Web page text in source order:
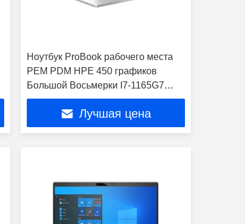
Ноутбук ProBook рабочего места
PEM PDM HPE 450 графиков
Большой Восьмерки I7-1165G7
дискретных
Лучшая цена